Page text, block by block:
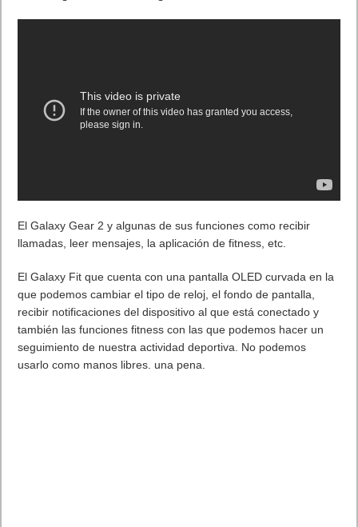
El Galaxy Gear 2 y algunas de sus funciones como recibir
llamadas, leer mensajes, la aplicación de fitness, etc.
El Galaxy Fit que cuenta con una pantalla OLED curvada en la
que podemos cambiar el tipo de reloj, el fondo de pantalla,
recibir notificaciones del dispositivo al que está conectado y
también las funciones fitness con las que podemos hacer un
seguimiento de nuestra actividad deportiva. No podemos
usarlo como manos libres. una pena.